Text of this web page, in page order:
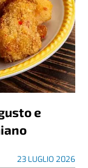
e
23 LUGLIO 2026